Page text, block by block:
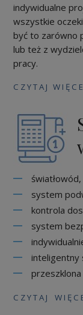
indywidualne
wszystkie
być to zarówno
lub też z
pracy.
C Z Y T A J W I Ę C E
światłowód,
system
kontrola
system
inteligentny
przeszklona
C Z Y T A J W I Ę C